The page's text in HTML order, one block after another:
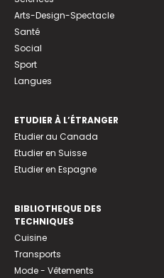
Arts-Design-Spectacle
Santé
Social
Sport
Langues
ETUDIER À L’ÉTRANGER
Etudier au Canada
Etudier en Suisse
Etudier en Espagne
BIBLIOTHEQUE DES
TECHNIQUES
Cuisine
Transports
Mode - Vêtements